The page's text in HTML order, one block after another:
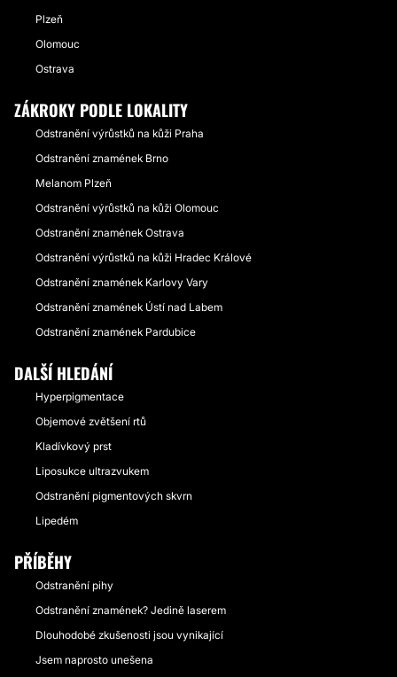
Plzeň
Olomouc
Ostrava
ZÁKROKY PODLE LOKALITY
Odstranění výrůstků na kůži Praha
Odstranění znamének Brno
Melanom Plzeň
Odstranění výrůstků na kůži Olomouc
Odstranění znamének Ostrava
Odstranění výrůstků na kůži Hradec Králové
Odstranění znamének Karlovy Vary
Odstranění znamének Ústí nad Labem
Odstranění znamének Pardubice
DALŠÍ HLEDÁNÍ
Hyperpigmentace
Objemové zvětšení rtů
Kladívkový prst
Liposukce ultrazvukem
Odstranění pigmentových skvrn
Lipedém
PŘÍBĚHY
Odstranění pihy
Odstranění znamének? Jedině laserem
Dlouhodobé zkušenosti jsou vynikající
Jsem naprosto unešena